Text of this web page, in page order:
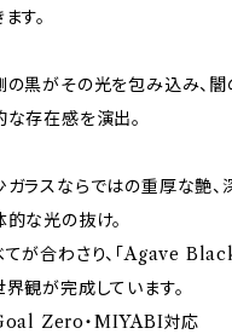
す。
の黒がその光を包み込み、
な存在感を演出。
ガラスならではの重厚な艶、
的な光の抜け。
てが合わさり、「Agave
界観が完成しています。
Zero・MIYABI対応